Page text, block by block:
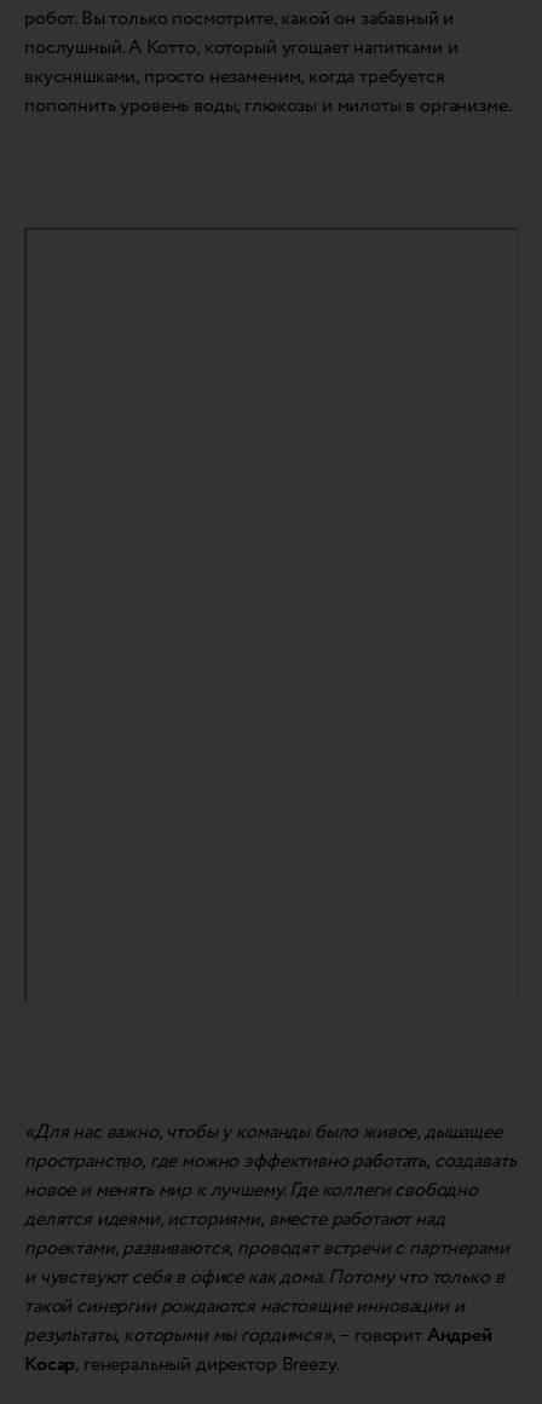
робот. Вы только посмотрите, какой он забавный и
послушный. А Котто, который угощает напитками и
вкусняшками, просто незаменим, когда требуется
пополнить уровень воды, глюкозы и милоты в организме.
«Для нас важно, чтобы у команды было живое, дышащее
пространство, где можно эффективно работать, создавать
новое и менять мир к лучшему. Где коллеги свободно
делятся идеями, историями, вместе работают над
проектами, развиваются, проводят встречи с партнерами
и чувствуют себя в офисе как дома. Потому что только в
такой синергии рождаются настоящие инновации и
результаты, которыми мы гордимся»,– говоритАндрей
Косар, генеральный директор Breezy.